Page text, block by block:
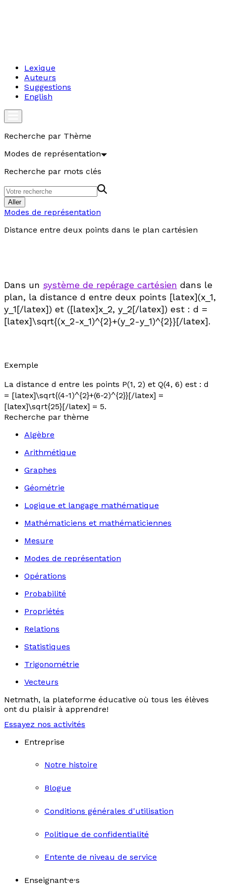
Lexique
Auteurs
Suggestions
English
Recherche par Thème
Modes de représentation
Recherche par mots clés
Aller
Modes de représentation
Distance entre deux points dans le plan cartésien
Dans un système de repérage cartésien dans le
plan, la distance d entre deux points [latex](x_1,
y_1[/latex]) et ([latex]x_2, y_2[/latex]) est : d =
[latex]\sqrt{(x_2-x_1)^{2}+(y_2-y_1)^{2}}[/latex].
Exemple
La distance d entre les points P(1, 2) et Q(4, 6) est : d
= [latex]\sqrt{(4-1)^{2}+(6-2)^{2}}[/latex] =
[latex]\sqrt{25}[/latex] = 5.
Recherche par thème
Algèbre
Arithmétique
Graphes
Géométrie
Logique et langage mathématique
Mathématiciens et mathématiciennes
Mesure
Modes de représentation
Opérations
Probabilité
Propriétés
Relations
Statistiques
Trigonométrie
Vecteurs
Netmath, la plateforme éducative où tous les élèves
ont du plaisir à apprendre!
Essayez nos activités
Entreprise
Notre histoire
Blogue
Conditions générales d'utilisation
Politique de confidentialité
Entente de niveau de service
Enseignant·e·s